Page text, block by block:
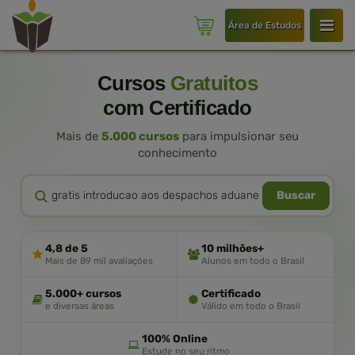
Área de Estudos
Cursos Gratuitos
com Certificado
Mais de 5.000 cursos para impulsionar seu
conhecimento
Buscar
4,8 de 5
Mais de 89 mil avaliações
10 milhões+
Alunos em todo o Brasil
5.000+ cursos
e diversas áreas
Certificado
Válido em todo o Brasil
100% Online
Estude no seu ritmo